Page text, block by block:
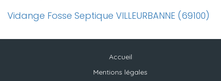
Vidange Fosse Septique VILLEURBANNE (69100)
Accueil
Mentions légales